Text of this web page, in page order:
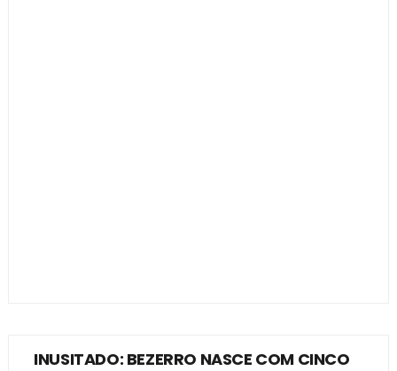
INUSITADO: BEZERRO NASCE COM CINCO